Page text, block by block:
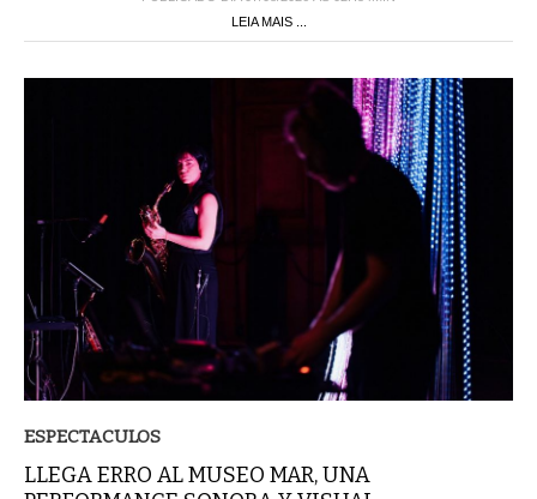
LEIA MAIS ...
ESPECTACULOS
LLEGA ERRO AL MUSEO MAR, UNA